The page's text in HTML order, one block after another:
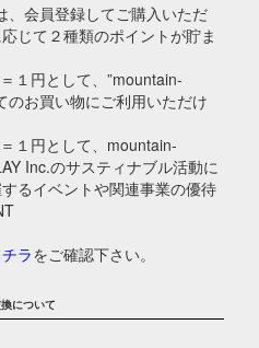
、会員登録してご購入いただ
じて２種類のポイントが貯ま
１円として、”mountain-
のお買い物にご利用いただけ
１円として、mountain-
Inc.のサスティナブル活動に
るイベントや関連事業の優待
ラをご確認下さい。
について